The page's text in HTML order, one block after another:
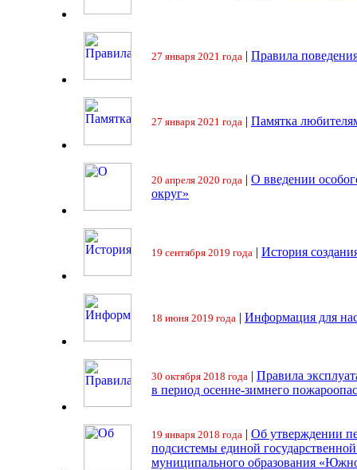
27 января 2021 года | Правила
27 января 2021 года | Памятка
20 апреля 2020 года | О введении
округ»
19 сентября 2019 года | История
18 июня 2019 года | Информация для
30 октября 2018 года | Правила
в период осенне-зимнего
19 января 2018 года | Об утверждении
подсистемы единой
муниципального образования